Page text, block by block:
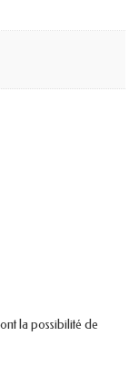
la possibilité de